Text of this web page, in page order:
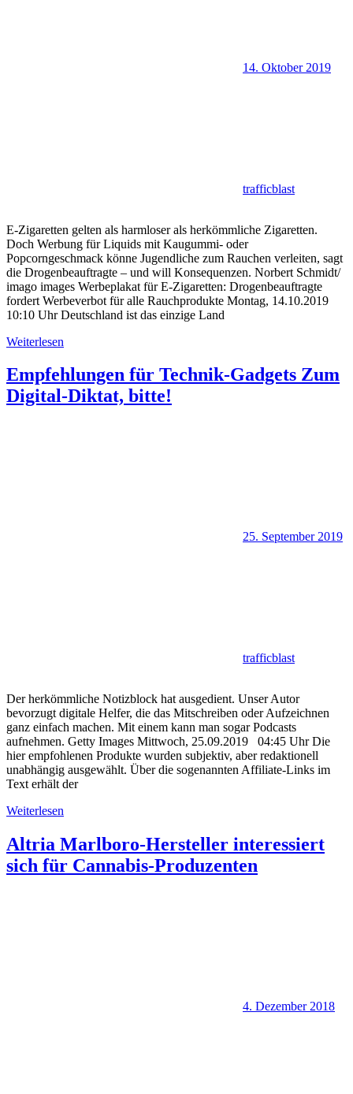
14. Oktober 2019
trafficblast
E-Zigaretten gelten als harmloser als herkömmliche Zigaretten.
Doch Werbung für Liquids mit Kaugummi- oder
Popcorngeschmack könne Jugendliche zum Rauchen verleiten, sagt
die Drogenbeauftragte – und will Konsequenzen. Norbert Schmidt/
imago images Werbeplakat für E-Zigaretten: Drogenbeauftragte
fordert Werbeverbot für alle Rauchprodukte Montag, 14.10.2019
10:10 Uhr Deutschland ist das einzige Land
Weiterlesen
Empfehlungen für Technik-Gadgets Zum
Digital-Diktat, bitte!
25. September 2019
trafficblast
Der herkömmliche Notizblock hat ausgedient. Unser Autor
bevorzugt digitale Helfer, die das Mitschreiben oder Aufzeichnen
ganz einfach machen. Mit einem kann man sogar Podcasts
aufnehmen. Getty Images Mittwoch, 25.09.2019 04:45 Uhr Die
hier empfohlenen Produkte wurden subjektiv, aber redaktionell
unabhängig ausgewählt. Über die sogenannten Affiliate-Links im
Text erhält der
Weiterlesen
Altria Marlboro-Hersteller interessiert
sich für Cannabis-Produzenten
4. Dezember 2018